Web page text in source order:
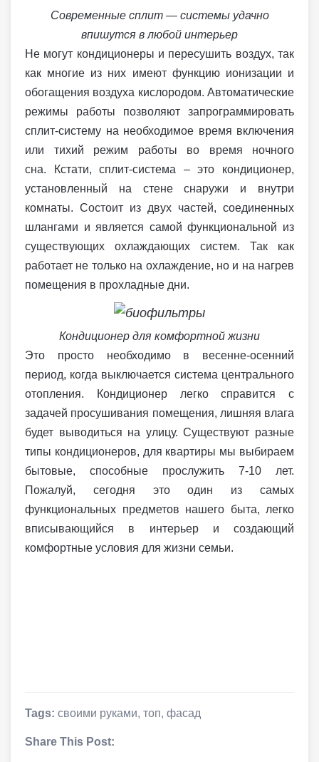
Современные сплит — системы удачно
впишутся в любой интерьер
Не могут кондиционеры и пересушить воздух, так
как многие из них имеют функцию ионизации и
обогащения воздуха кислородом. Автоматические
режимы работы позволяют запрограммировать
сплит-систему на необходимое время включения
или тихий режим работы во время ночного
сна. Кстати, сплит-система – это кондиционер,
установленный на стене снаружи и внутри
комнаты. Состоит из двух частей, соединенных
шлангами и является самой функциональной из
существующих охлаждающих систем. Так как
работает не только на охлаждение, но и на нагрев
помещения в прохладные дни.
Кондиционер для комфортной жизни
Это просто необходимо в весенне-осенний
период, когда выключается система центрального
отопления. Кондиционер легко справится с
задачей просушивания помещения, лишняя влага
будет выводиться на улицу. Существуют разные
типы кондиционеров, для квартиры мы выбираем
бытовые, способные прослужить 7-10 лет.
Пожалуй, сегодня это один из самых
функциональных предметов нашего быта, легко
вписывающийся в интерьер и создающий
комфортные условия для жизни семьи.
Tags: своими руками, топ, фасад
Share This Post: